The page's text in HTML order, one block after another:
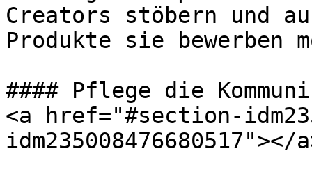
Creators stöbern und
Produkte sie bewerben
#### Pflege die
<a href="#section-
idm235008476680517"></